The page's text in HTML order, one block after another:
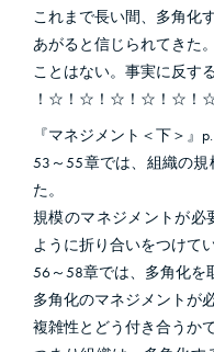
これまで長い間、多角化
あがると信じられてきた
ことはない。事実に反する
！☆！☆！☆！☆！☆！
『マネジメント＜下＞
53～55章では、組織の
た。
規模のマネジメントが必
ように折り合いをつけて
56～58章では、多角化を
多角化のマネジメントが
複雑性とどう付き合うかで